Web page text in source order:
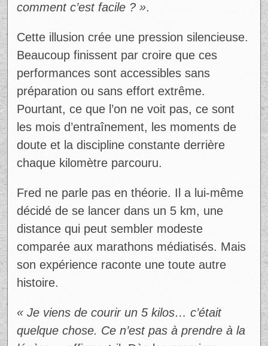
Cette illusion crée une pression silencieuse.
performances sont accessibles sans
préparation ou sans effort extrême.